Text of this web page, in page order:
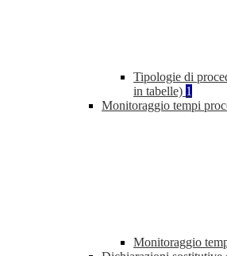
Tipologie di
in tabelle) 1
Monitoraggio tempi
Monitoraggio